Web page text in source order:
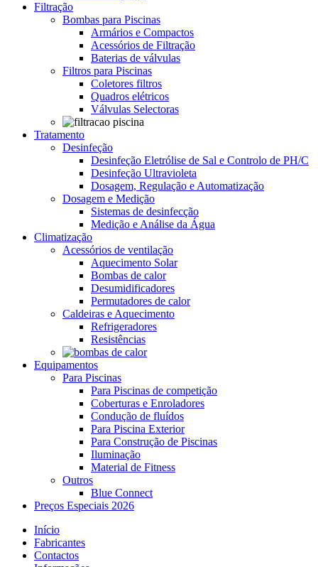
Filtração
Bombas para Piscinas
Armários e Compactos
Acessórios de Filtração
Baterias de válvulas
Filtros para Piscinas
Coletores filtros
Quadros elétricos
Válvulas Selectoras
Tratamento
Desinfeção
Desinfeção Eletrólise de Sal e Controlo de PH/C
Desinfeção Ultravioleta
Dosagem, Regulação e Automatização
Dosagem e Medição
Sistemas de desinfecção
Medição e Análise da Água
Climatização
Acessórios de ventilação
Aquecimento Solar
Bombas de calor
Desumidificadores
Permutadores de calor
Caldeiras e Aquecimento
Refrigeradores
Resistências
Equipamentos
Para Piscinas
Para Piscinas de competição
Coberturas e Enroladores
Condução de fluídos
Para Piscina Exterior
Para Construção de Piscinas
Iluminação
Material de Fitness
Outros
Blue Connect
Preços Especiais 2026
Início
Fabricantes
Contactos